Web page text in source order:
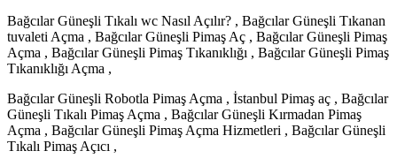
Bağcılar Güneşli Tıkalı wc Nasıl Açılır? , Bağcılar Güneşli Tıkanan
tuvaleti Açma , Bağcılar Güneşli Pimaş Aç , Bağcılar Güneşli Pimaş
Açma , Bağcılar Güneşli Pimaş Tıkanıklığı , Bağcılar Güneşli Pimaş
Tıkanıklığı Açma ,
Bağcılar Güneşli Robotla Pimaş Açma , İstanbul Pimaş aç , Bağcılar
Güneşli Tıkalı Pimaş Açma , Bağcılar Güneşli Kırmadan Pimaş
Açma , Bağcılar Güneşli Pimaş Açma Hizmetleri , Bağcılar Güneşli
Tıkalı Pimaş Açıcı ,